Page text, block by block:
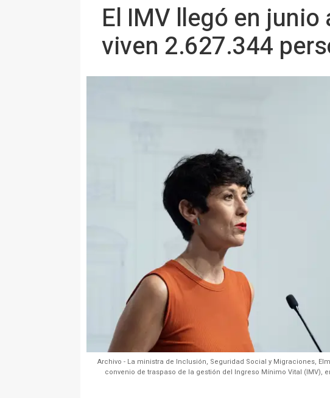
El IMV llegó en
viven 2.627.344
Archivo - La ministra de Inclusión, Seguridad Social y Migraciones,
convenio de traspaso de la gestión del Ingreso Mínimo Vital (IMV),